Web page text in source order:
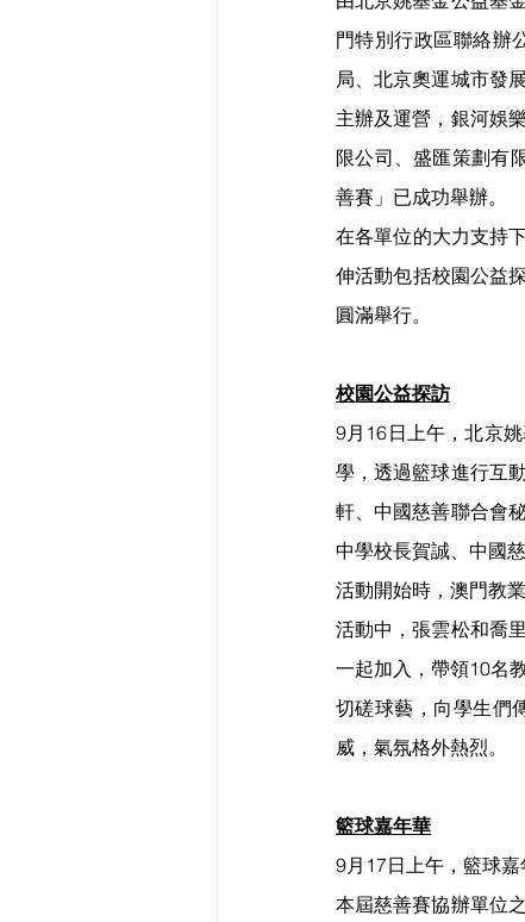
門特別行政區聯絡辦
局、北京奧運城市發
主辦及運營，銀河娛
限公司、盛匯策劃有
善賽」已成功舉辦。
在各單位的大力支持
伸活動包括校園公益
圓滿舉行。
校園公益探訪
9月16日上午，北京
學，透過籃球進行互
軒、中國慈善聯合會
中學校長賀誠、中國
活動開始時，澳門教
活動中，張雲松和喬
一起加入，帶領10名
切磋球藝，向學生們
威，氣氛格外熱烈。
籃球嘉年華
9月17日上午，籃球
本屆慈善賽協辦單位